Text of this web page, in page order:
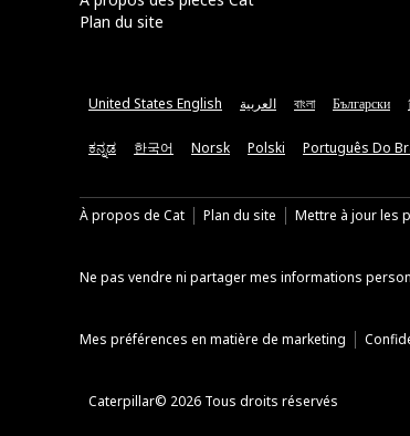
Plan du site
United States English العربية বাংলা Български
ಕನ್ನಡ 한국어 Norsk Polski Português Do
À propos de Cat Plan du site Mettre à jour les
Ne pas vendre ni partager mes informations
Mes préférences en matière de marketing
Caterpillar© 2026 Tous droits réservés